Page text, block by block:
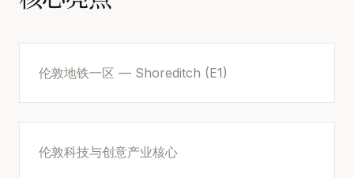
伦敦地铁一区 — Shoreditch (E1)
伦敦科技与创意产业核心